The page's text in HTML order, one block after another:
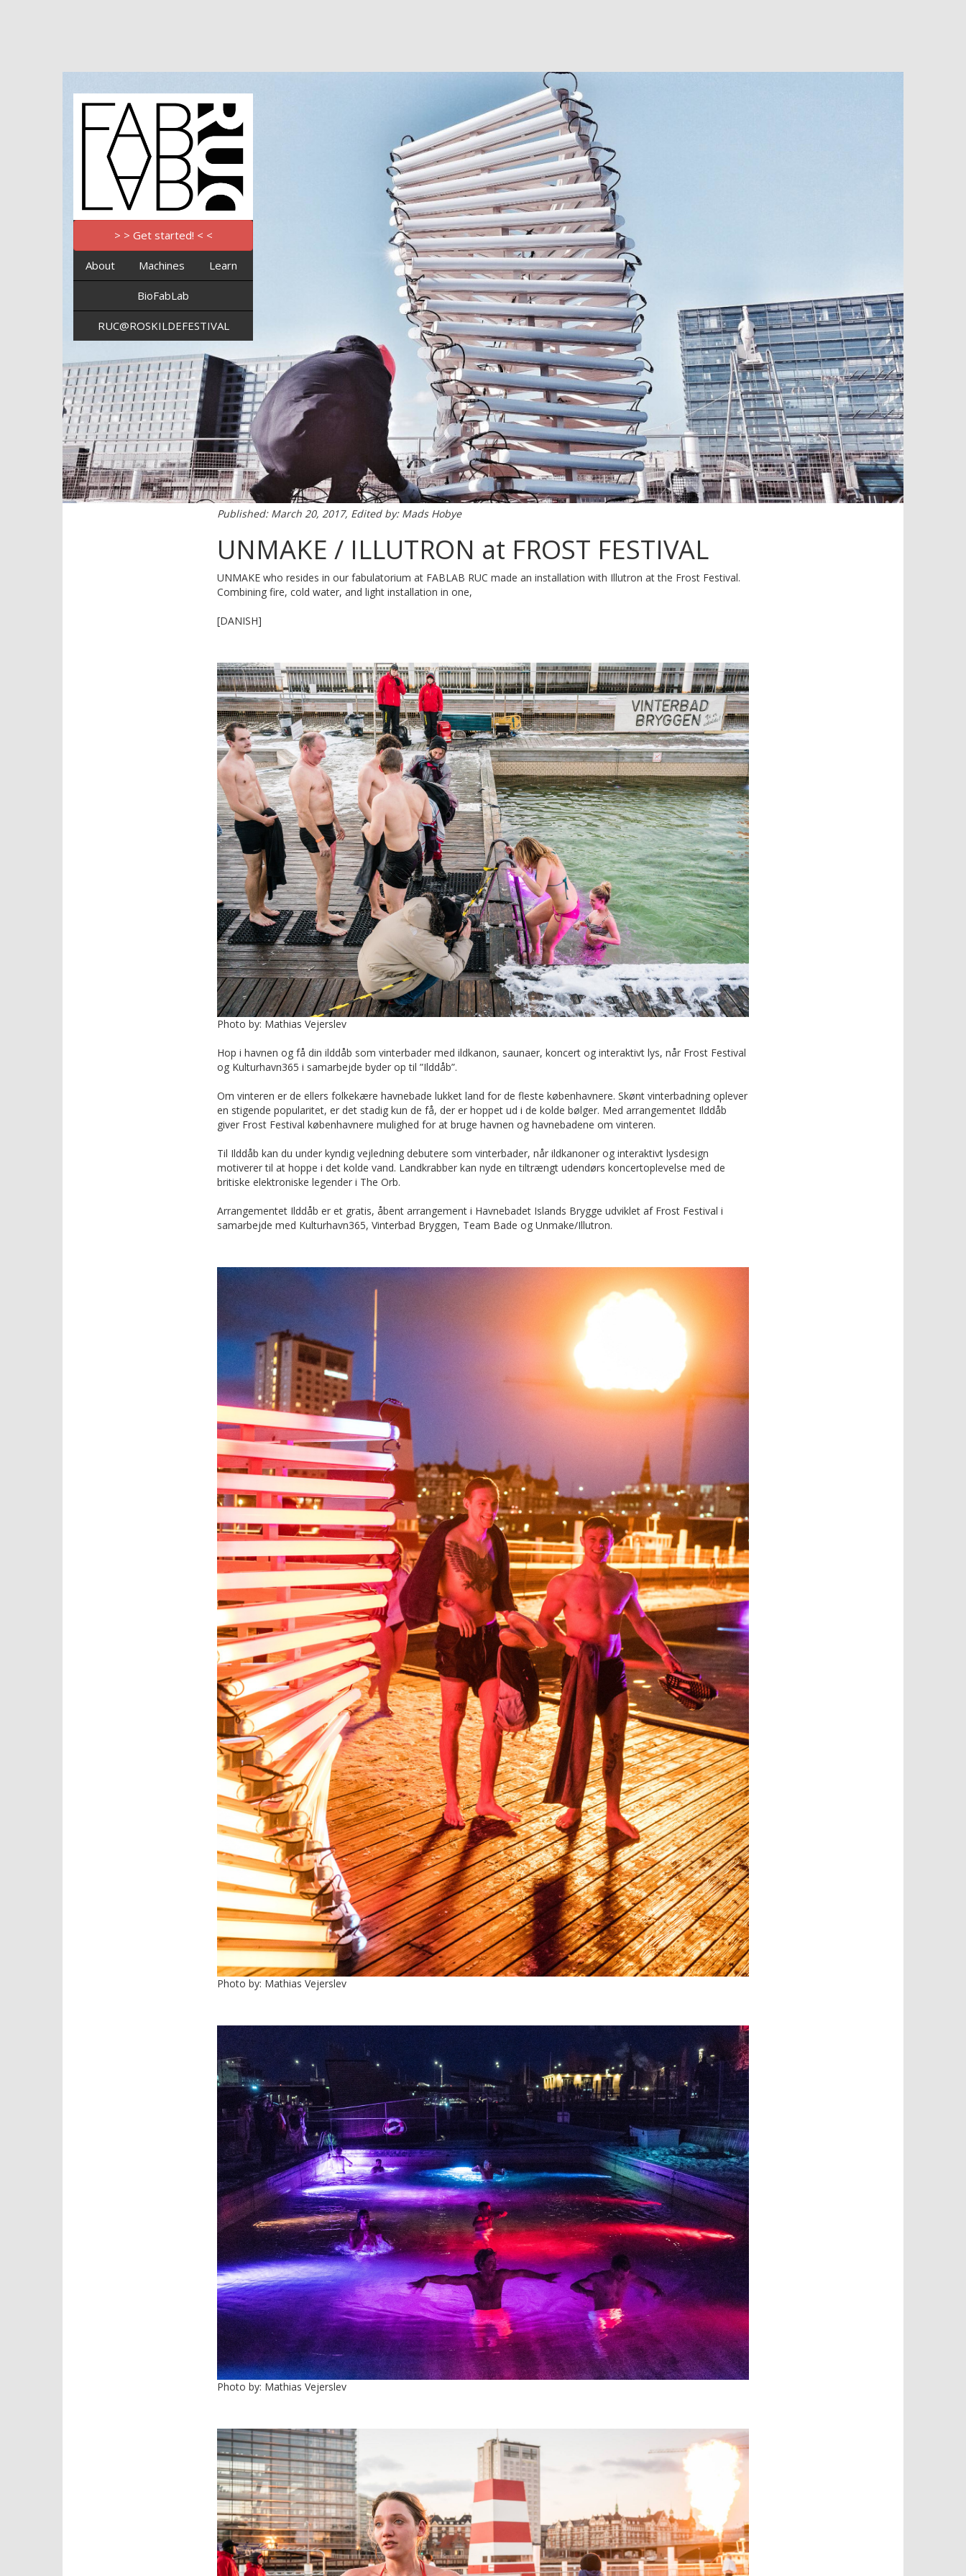
> > Get started! < <
About Machines Learn
BioFabLab
RUC@ROSKILDEFESTIVAL
Published: March 20, 2017, Edited by: Mads Hobye
UNMAKE / ILLUTRON at FROST FESTIVAL
UNMAKE who resides in our fabulatorium at FABLAB RUC made an installation with Illutron at the Frost Festival.
Combining fire, cold water, and light installation in one,
[DANISH]
Photo by: Mathias Vejerslev
Hop i havnen og få din ilddåb som vinterbader med ildkanon, saunaer, koncert og interaktivt lys, når Frost Festival
og Kulturhavn365 i samarbejde byder op til ”Ilddåb”.
Om vinteren er de ellers folkekære havnebade lukket land for de fleste københavnere. Skønt vinterbadning oplever
en stigende popularitet, er det stadig kun de få, der er hoppet ud i de kolde bølger. Med arrangementet Ilddåb
giver Frost Festival københavnere mulighed for at bruge havnen og havnebadene om vinteren.
Til Ilddåb kan du under kyndig vejledning debutere som vinterbader, når ildkanoner og interaktivt lysdesign
motiverer til at hoppe i det kolde vand. Landkrabber kan nyde en tiltrængt udendørs koncertoplevelse med de
britiske elektroniske legender i The Orb.
Arrangementet Ilddåb er et gratis, åbent arrangement i Havnebadet Islands Brygge udviklet af Frost Festival i
samarbejde med Kulturhavn365, Vinterbad Bryggen, Team Bade og Unmake/Illutron.
Photo by: Mathias Vejerslev
Photo by: Mathias Vejerslev